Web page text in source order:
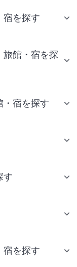
宿を探す
旅館・宿を探
・宿を探す
す
宿を探す